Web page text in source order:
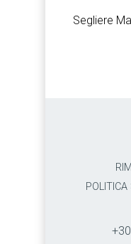
Segliere
POLITICA